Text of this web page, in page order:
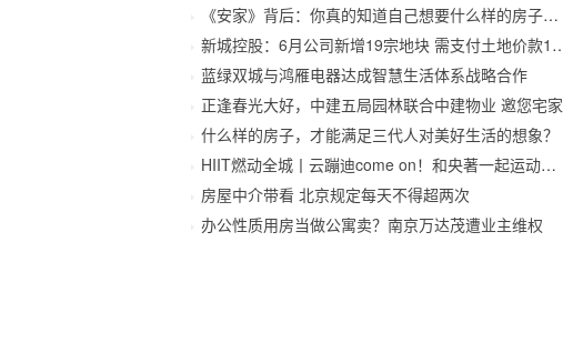
《安家》背后：你真的知道自己想要什么样的房子吗？
新城控股：6月公司新增19宗地块 需支付土地价款173.
蓝绿双城与鸿雁电器达成智慧生活体系战略合作
正逢春光大好，中建五局园林联合中建物业 邀您宅家
什么样的房子，才能满足三代人对美好生活的想象？
HIIT燃动全城丨云蹦迪come on！和央著一起运动不止
房屋中介带看 北京规定每天不得超两次
办公性质用房当做公寓卖？南京万达茂遭业主维权